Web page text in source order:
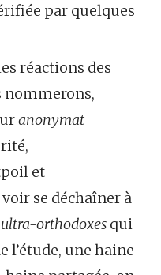
par quelques
réactions des
nommerons,
anonymat
et
se déchaîner à
orthodoxes qui
l’étude, une haine